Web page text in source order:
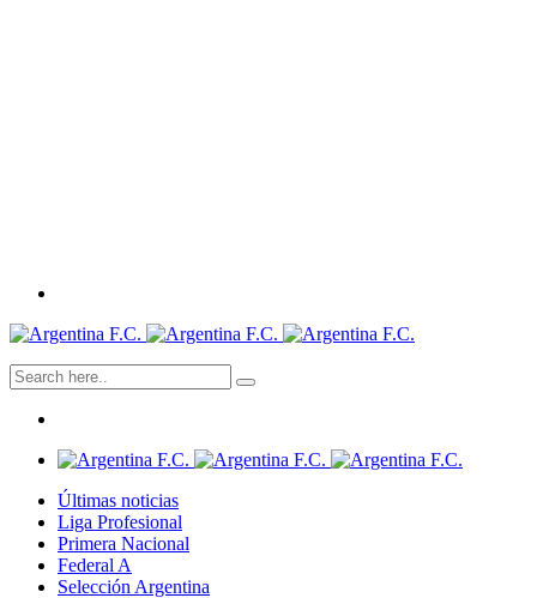
Últimas noticias
Liga Profesional
Primera Nacional
Federal A
Selección Argentina